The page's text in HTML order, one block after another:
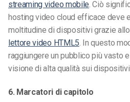
streaming video mobile. Ciò
hosting video cloud efficace deve
moltitudine di dispositivi grazie
lettore video HTML5. In questo
raggiungere un pubblico più vasto
visione di alta qualità sui
6. Marcatori di capitolo